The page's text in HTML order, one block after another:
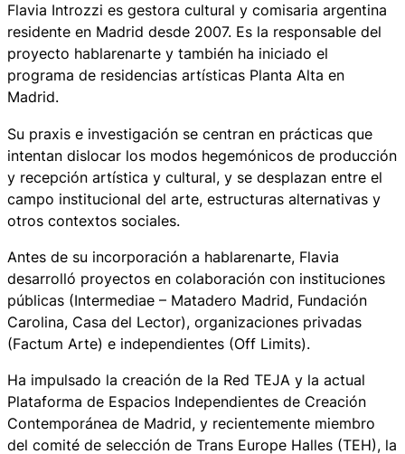
Flavia Introzzi es gestora cultural y comisaria argentina
residente en Madrid desde 2007. Es la responsable del
proyecto hablarenarte y también ha iniciado el
programa de residencias artísticas Planta Alta en
Madrid.
Su praxis e investigación se centran en prácticas que
intentan dislocar los modos hegemónicos de producción
y recepción artística y cultural, y se desplazan entre el
campo institucional del arte, estructuras alternativas y
otros contextos sociales.
Antes de su incorporación a hablarenarte, Flavia
desarrolló proyectos en colaboración con instituciones
públicas (Intermediae – Matadero Madrid, Fundación
Carolina, Casa del Lector), organizaciones privadas
(Factum Arte) e independientes (Off Limits).
Ha impulsado la creación de la Red TEJA y la actual
Plataforma de Espacios Independientes de Creación
Contemporánea de Madrid, y recientemente miembro
del comité de selección de Trans Europe Halles (TEH), la